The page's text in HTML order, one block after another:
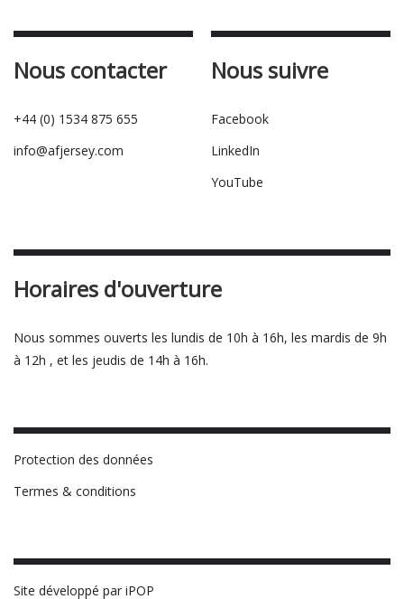
Nous contacter
+44 (0) 1534 875 655
info@afjersey.com
Nous suivre
Facebook
LinkedIn
YouTube
Horaires d'ouverture
Nous sommes ouverts les lundis de 10h à 16h, les mardis de 9h
à 12h , et les jeudis de 14h à 16h.
Protection des données
Termes & conditions
Site développé par iPOP